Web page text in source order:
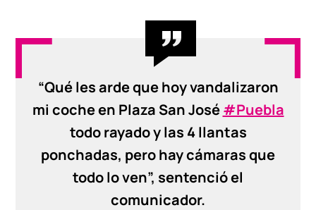
“Qué les arde que hoy vandalizaron
mi coche en Plaza San José#Puebla
todo rayado y las 4 llantas
ponchadas, pero hay cámaras que
todo lo ven”, sentenció el
comunicador.